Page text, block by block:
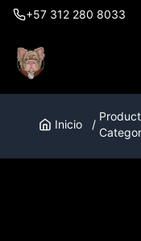
+57 312 280 8033
Inicio /
Product